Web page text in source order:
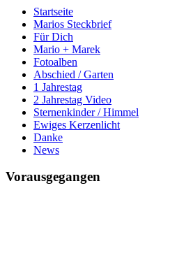
Startseite
Marios Steckbrief
Für Dich
Mario + Marek
Fotoalben
Abschied / Garten
1 Jahrestag
2 Jahrestag Video
Sternenkinder / Himmel
Ewiges Kerzenlicht
Danke
News
Vorausgegangen